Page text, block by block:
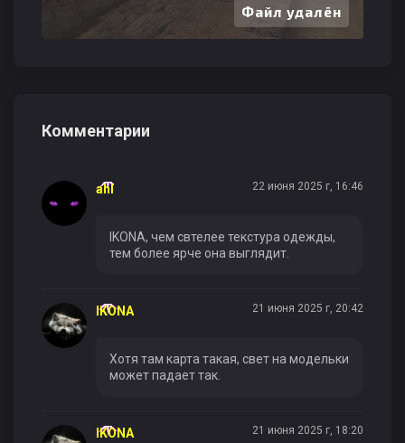
Файл удалён
Комментарии
ahl 22 июня 2025 г, 16:46
IKONA, чем свтелее текстура одежды,
тем более ярче она выглядит.
IKONA 21 июня 2025 г, 20:42
Хотя там карта такая, свет на модельки
может падает так.
IKONA 21 июня 2025 г, 18:20